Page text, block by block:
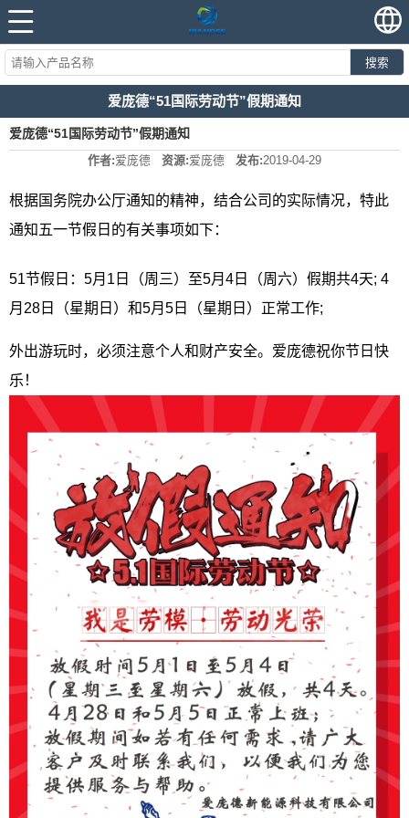
搜索
爱庞德“51国际劳动节”假期通知
爱庞德“51国际劳动节”假期通知
作者:爱庞德 资源:爱庞德 发布:2019-04-29
根据国务院办公厅通知的精神，结合公司的实际情况，特此
通知五一节假日的有关事项如下：
51节假日：5月1日（周三）至5月4日（周六）假期共4天; 4
月28日（星期日）和5月5日（星期日）正常工作;
外出游玩时，必须注意个人和财产安全。爱庞德祝你节日快
乐！